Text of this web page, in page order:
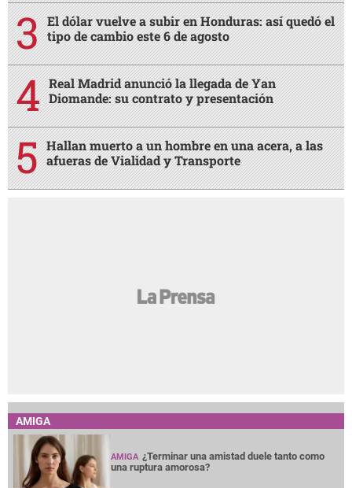
El dólar vuelve a subir en Honduras: así quedó el
tipo de cambio este 6 de agosto
Real Madrid anunció la llegada de Yan
Diomande: su contrato y presentación
Hallan muerto a un hombre en una acera, a las
afueras de Vialidad y Transporte
AMIGA
AMIGA ¿Terminar una amistad duele tanto como
una ruptura amorosa?